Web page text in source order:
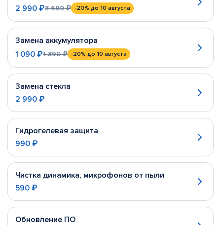
2 990 ₽3 690 ₽ -20% до 10 августа
Замена аккумулятора
1 090 ₽1 390 ₽ -20% до 10 августа
Замена стекла
2 990 ₽
Гидрогелевая защита
990 ₽
Чистка динамика, микрофонов от пыли
590 ₽
Обновление ПО